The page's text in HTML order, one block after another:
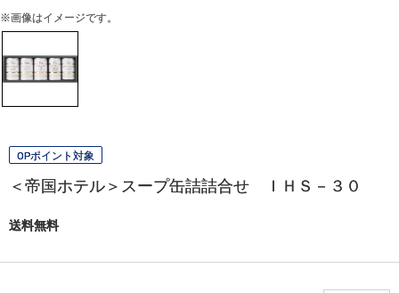
※画像はイメージです。
OPポイント対象
＜帝国ホテル＞スープ缶詰詰合せ ＩＨＳ－３０
送料無料